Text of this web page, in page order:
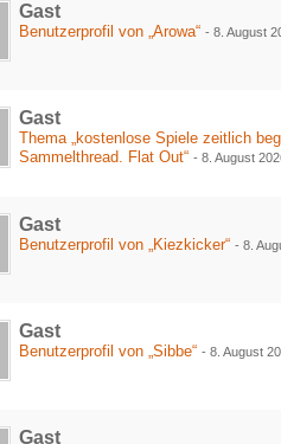
Gast
Benutzerprofil von „Arowa“ -8. August
Gast
Thema „kostenlose Spiele zeitlich
Sammelthread. Flat Out“ -8. August
Gast
Benutzerprofil von „Kiezkicker“ -8.
Gast
Benutzerprofil von „Sibbe“ -8. August
Gast